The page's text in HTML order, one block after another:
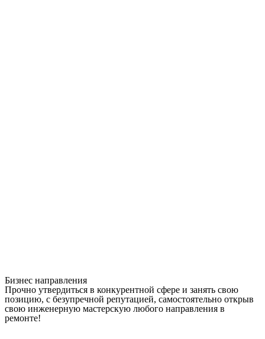
Бизнес направления
Прочно утвердиться в конкурентной сфере и занять свою
позицию, с безупречной репутацией, самостоятельно открыв
свою инженерную мастерскую любого направления в
ремонте!